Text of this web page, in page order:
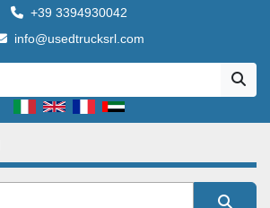
+39 3394930042
info@usedtrucksrl.com